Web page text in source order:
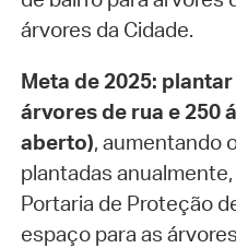
árvores da Cidade.
Meta de 2025:
árvores de rua e 250
aberto), aumentando
plantadas
Portaria de Proteção
espaço para as